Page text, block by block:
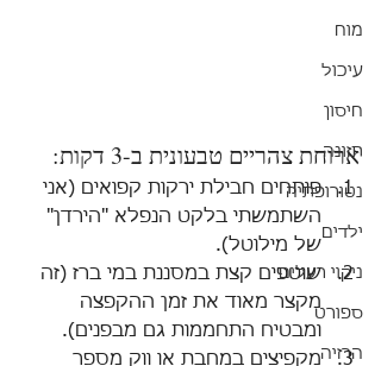
מוח
עיכול
חיסון
תזונה
נטורופתיה
ילדים
ניקוי רעלים
ספורט
הרזיה
ארוחת צהריים טבעונית ב-3 דקות:
פותחים חבילת ירקות קפואים (אני
השתמשתי בלקט הנפלא "הירדן"
של מילוטל).
שוטפים קצת במסננת במי ברז (זה
מקצר מאוד את זמן ההקפצה
ומבטיח התחממות גם מבפנים).
מקפיצים במחבת או ווק מספר